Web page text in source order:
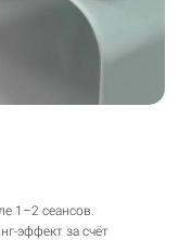
1–2 сеансов.
эффект за счёт